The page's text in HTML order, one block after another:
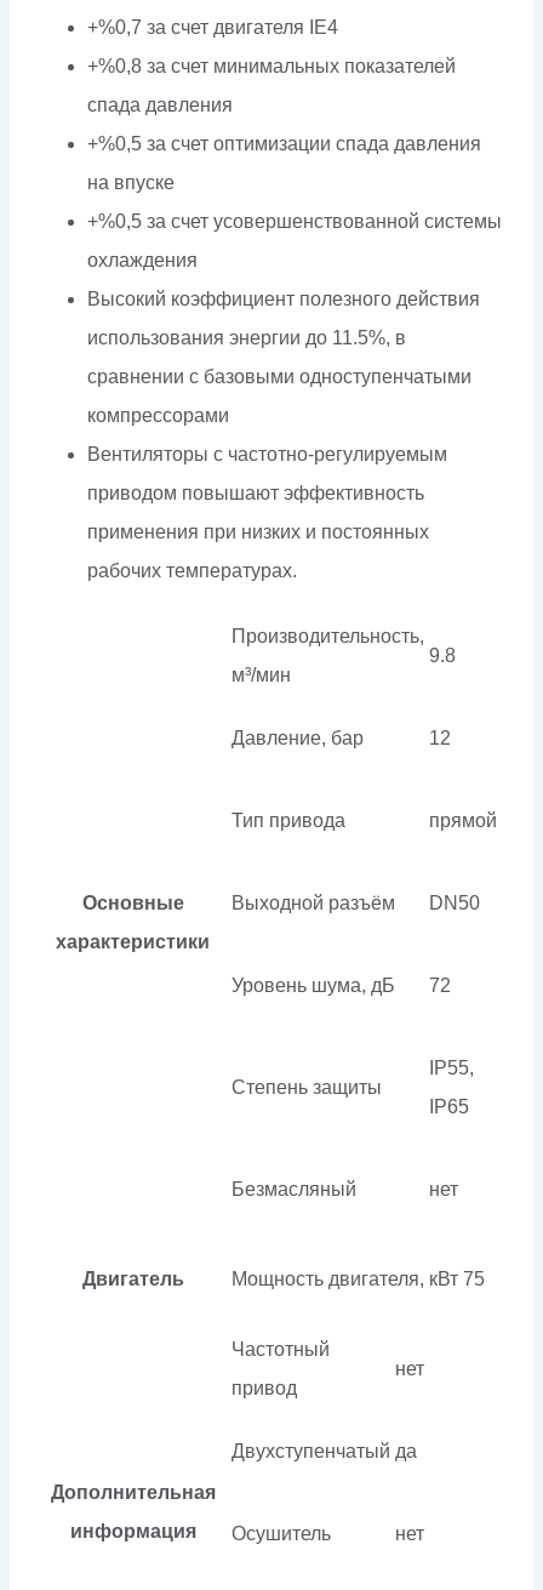
+%0,7 за счет двигателя IE4
+%0,8 за счет минимальных показателей
спада давления
+%0,5 за счет оптимизации спада давления
на впуске
+%0,5 за счет усовершенствованной системы
охлаждения
Высокий коэффициент полезного действия
использования энергии до 11.5%, в
сравнении с базовыми одноступенчатыми
компрессорами
Вентиляторы с частотно-регулируемым
приводом повышают эффективность
применения при низких и постоянных
рабочих температурах.
Основные
характеристики
Производительность,
м³/мин
9.8
Давление, бар 12
Тип привода прямой
Выходной разъём DN50
Уровень шума, дБ 72
Степень защиты
IP55,
IP65
Безмасляный нет
Двигатель Мощность двигателя, кВт 75
Дополнительная
информация
Частотный
привод
нет
Двухступенчатый да
Осушитель нет